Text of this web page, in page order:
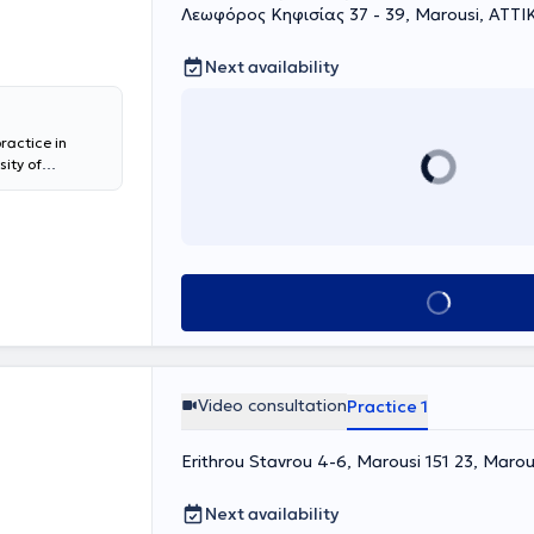
of
ως
γράψει 2
in
of
Λεωφόρος Κηφισίας 37 - 39, Marousi,
Next availability
Book appointment
Video consultationPractice 1
Erithrou Stavrou 4-6, Marousi 151 23,
Next availability